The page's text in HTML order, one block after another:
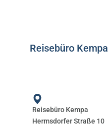
Reisebüro Kempa
Reisebüro Kempa
Hermsdorfer Straße 10